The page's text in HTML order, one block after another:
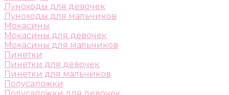
Луноходы для девочек
Луноходы для мальчиков
Мокасины
Мокасины для девочек
Мокасины для мальчиков
Пинетки
Пинетки для девочек
Пинетки для мальчиков
Полусапожки